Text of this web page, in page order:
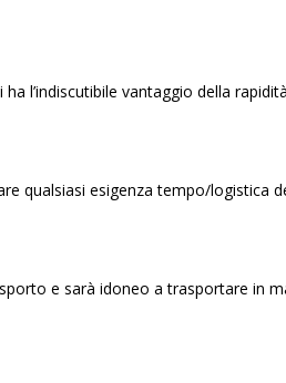
l’indiscutibile vantaggio della
qualsiasi esigenza tempo/logistica
e sarà idoneo a trasportare in